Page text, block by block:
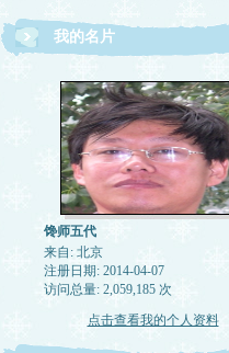
我的名片
馋师五代
来自: 北京
注册日期: 2014-04-07
访问总量: 2,059,185 次
点击查看我的个人资料